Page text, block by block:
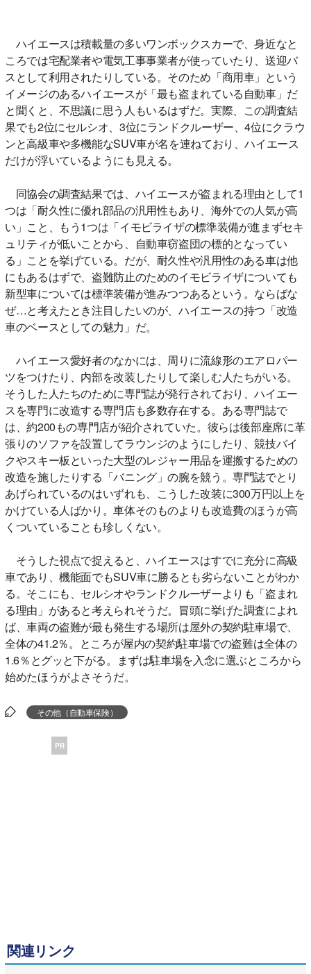
ハイエースは積載量の多いワンボックスカーで、身近なと
ころでは宅配業者や電気工事事業者が使っていたり、送迎バ
スとして利用されたりしている。そのため「商用車」という
イメージのあるハイエースが「最も盗まれている自動車」だ
と聞くと、不思議に思う人もいるはずだ。実際、この調査結
果でも2位にセルシオ、3位にランドクルーザー、4位にクラウ
ンと高級車や多機能なSUV車が名を連ねており、ハイエース
だけが浮いているようにも見える。
同協会の調査結果では、ハイエースが盗まれる理由として1
つは「耐久性に優れ部品の汎用性もあり、海外での人気が高
い」こと、もう1つは「イモビライザの標準装備が進まずセキ
ュリティが低いことから、自動車窃盗団の標的となってい
る」ことを挙げている。だが、耐久性や汎用性のある車は他
にもあるはずで、盗難防止のためのイモビライザについても
新型車については標準装備が進みつつあるという。ならばな
ぜ…と考えたとき注目したいのが、ハイエースの持つ「改造
車のベースとしての魅力」だ。
ハイエース愛好者のなかには、周りに流線形のエアロパー
ツをつけたり、内部を改装したりして楽しむ人たちがいる。
そうした人たちのために専門誌が発行されており、ハイエー
スを専門に改造する専門店も多数存在する。ある専門誌で
は、約200もの専門店が紹介されていた。彼らは後部座席に革
張りのソファを設置してラウンジのようにしたり、競技バイ
クやスキー板といった大型のレジャー用品を運搬するための
改造を施したりする「バニング」の腕を競う。専門誌でとり
あげられているのはいずれも、こうした改装に300万円以上を
かけている人ばかり。車体そのものよりも改造費のほうが高
くついていることも珍しくない。
そうした視点で捉えると、ハイエースはすでに充分に高級
車であり、機能面でもSUV車に勝るとも劣らないことがわか
る。そこにも、セルシオやランドクルーザーよりも「盗まれ
る理由」があると考えられそうだ。冒頭に挙げた調査によれ
ば、車両の盗難が最も発生する場所は屋外の契約駐車場で、
全体の41.2％。ところが屋内の契約駐車場での盗難は全体の
1.6％とグッと下がる。まずは駐車場を入念に選ぶところから
始めたほうがよさそうだ。
その他（自動車保険）
PR
関連リンク